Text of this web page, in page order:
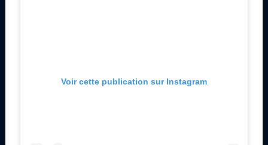
Voir cette publication sur Instagram